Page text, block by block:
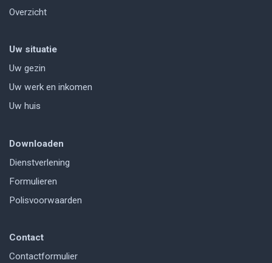
Overzicht
Uw situatie
Uw gezin
Uw werk en inkomen
Uw huis
Downloaden
Dienstverlening
Formulieren
Polisvoorwaarden
Contact
Contactformulier